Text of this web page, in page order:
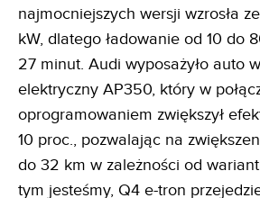
najmocniejszych wersji wzrosła
kW, dlatego ładowanie od 10 do
27 minut. Audi wyposażyło auto
elektryczny AP350, który w
oprogramowaniem zwiększył
10 proc., pozwalając na
do 32 km w zależności od
tym jesteśmy, Q4 e-tron